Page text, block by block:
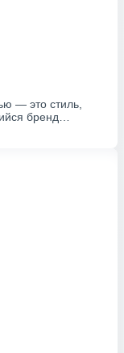
— это стиль,
бренд…